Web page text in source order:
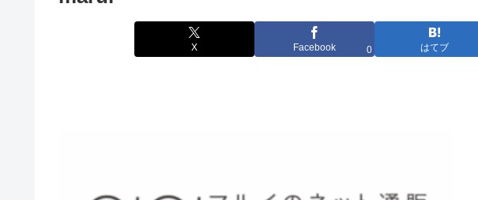
X Facebook 0 はてブ